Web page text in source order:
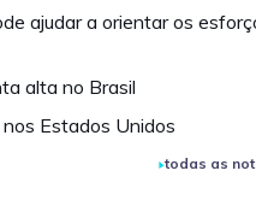
ajudar a orientar os
alta no Brasil
Estados Unidos
todas as